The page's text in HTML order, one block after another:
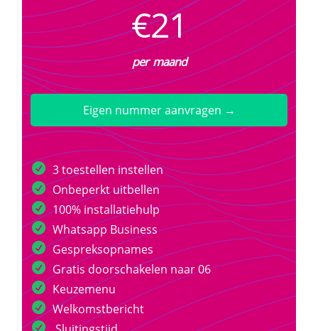
€21
per maand
Eigen nummer aanvragen →
3 toestellen instellen
Onbeperkt uitbellen
100% installatiehulp
Whatsapp Business
Gespreksopnames
Gratis doorschakelen naar 06
Keuzemenu
Welkomstbericht